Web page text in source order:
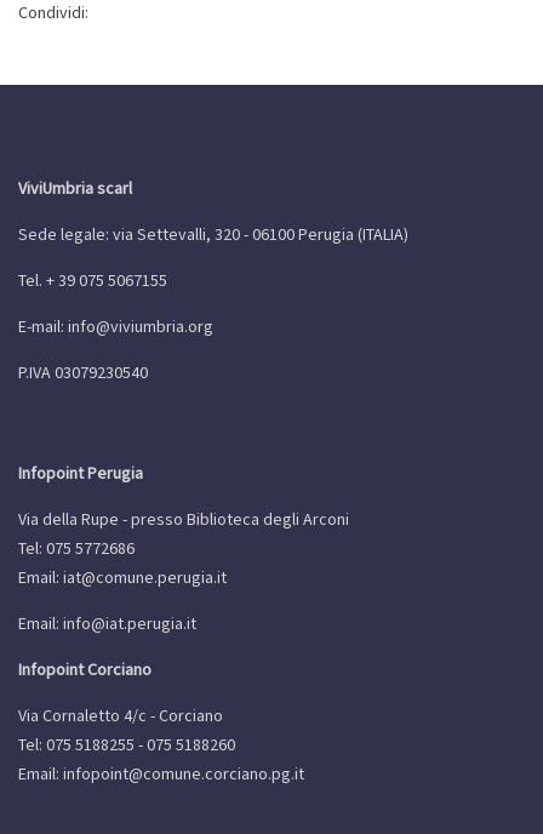
Condividi:
ViviUmbria scarl
Sede legale: via Settevalli, 320 - 06100 Perugia (ITALIA)
Tel. + 39 075 5067155
E-mail: info@viviumbria.org
P.IVA 03079230540
Infopoint Perugia
Via della Rupe - presso Biblioteca degli Arconi
Tel: 075 5772686
Email: iat@comune.perugia.it
Email: info@iat.perugia.it
Infopoint Corciano
Via Cornaletto 4/c - Corciano
Tel: 075 5188255 - 075 5188260
Email: infopoint@comune.corciano.pg.it